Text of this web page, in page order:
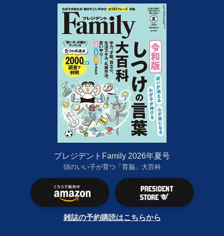
プレジデントFamily 2026年夏号
頭のいい子が育つ「育脳」大百科
雑誌の予約購読はこちらから